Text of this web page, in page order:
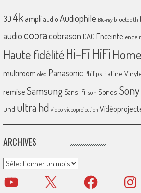
3D 4k ampliaudio Audiophile Blu-ray bluetooth
audio cobracobrason DAC Enceinte
Haute fidélitéHi-FiHiFi
multiroom oled Panasonic Philips Platine Vinyle
remiseSamsungSans-fil son Sonos Sony
uhd ultra hd video videoprojection
ARCHIVES
Archives
YouTube X Facebook